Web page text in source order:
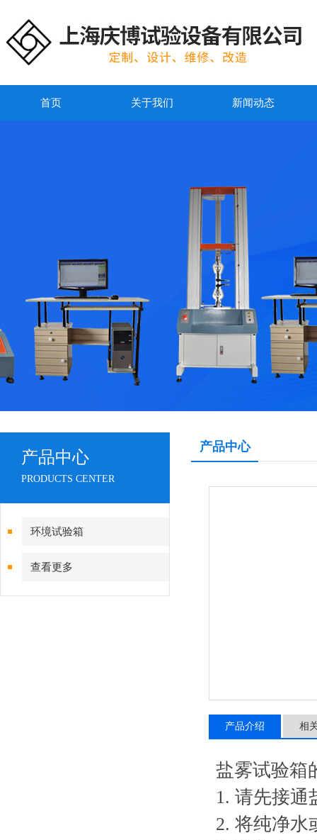
首页 关于我们 新闻动态
产品中心
PRODUCTS CENTER
环境试验箱
查看更多
产品中心
产品介绍 相
盐雾试验箱
1. 请先接通
2. 将纯净水